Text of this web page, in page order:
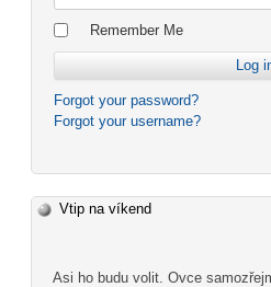
Remember Me
Forgot your password?
Forgot your username?
Vtip na víkend
Asi ho budu volit. Ovce